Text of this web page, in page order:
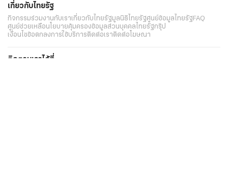
เกี่ยวกับไทยรัฐ
กิจกรรมร่วมงานกับเราเกี่ยวกับไทยรัฐมูลนิธิไทยรัฐศูนย์ข้อมูลไทยรัฐFAQ
ศูนย์ช่วยเหลือนโยบายคุ้มครองข้อมูลส่วนบุคคลไทยรัฐกรุ๊ป
เงื่อนไขข้อตกลงการใช้บริการติดต่อเราติดต่อโฆษณา
ติดตามเราได้ที่